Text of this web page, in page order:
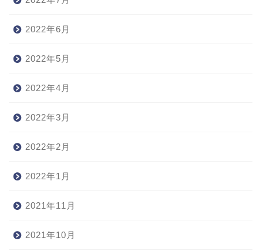
2022年6月
2022年5月
2022年4月
2022年3月
2022年2月
2022年1月
2021年11月
2021年10月